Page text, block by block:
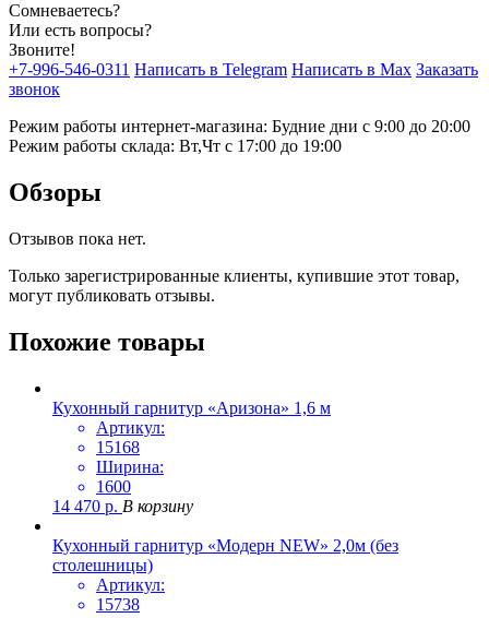
Сомневаетесь?
Или есть вопросы?
Звоните!
+7-996-546-0311 Написать в Telegram Написать в Max Заказать
звонок
Режим работы интернет-магазина: Будние дни с 9:00 до 20:00
Режим работы склада: Вт,Чт с 17:00 до 19:00
Обзоры
Отзывов пока нет.
Только зарегистрированные клиенты, купившие этот товар,
могут публиковать отзывы.
Похожие товары
Кухонный гарнитур «Аризона» 1,6 м
Артикул:
15168
Ширина:
1600
14 470 р. В корзину
Кухонный гарнитур «Модерн NEW» 2,0м (без
столешницы)
Артикул:
15738